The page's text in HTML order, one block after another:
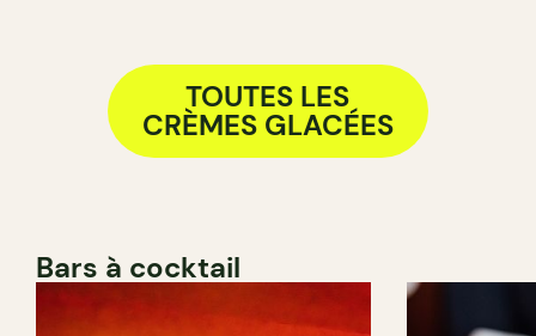
TOUTES LES
CRÈMES GLACÉES
Bars à cocktail